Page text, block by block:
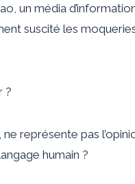
un média
suscité les
?
représente pas
humain ?